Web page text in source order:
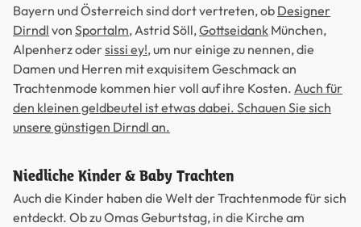
Bayern und Österreich sind dort vertreten, ob Designer
Dirndl von Sportalm, Astrid Söll,Gottseidank München,
Alpenherz odersissi ey!, um nur einige zu nennen, die
Damen und Herren mit exquisitem Geschmack an
Trachtenmode kommen hier voll auf ihre Kosten. Auch für
den kleinen geldbeutel ist etwas dabei. Schauen Sie sich
unsere günstigen Dirndl an.
Niedliche Kinder & Baby Trachten
Auch die Kinder haben die Welt der Trachtenmode für sich
entdeckt. Ob zu Omas Geburtstag, in die Kirche am